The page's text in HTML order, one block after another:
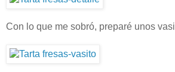
Con lo que me sobró, preparé unos